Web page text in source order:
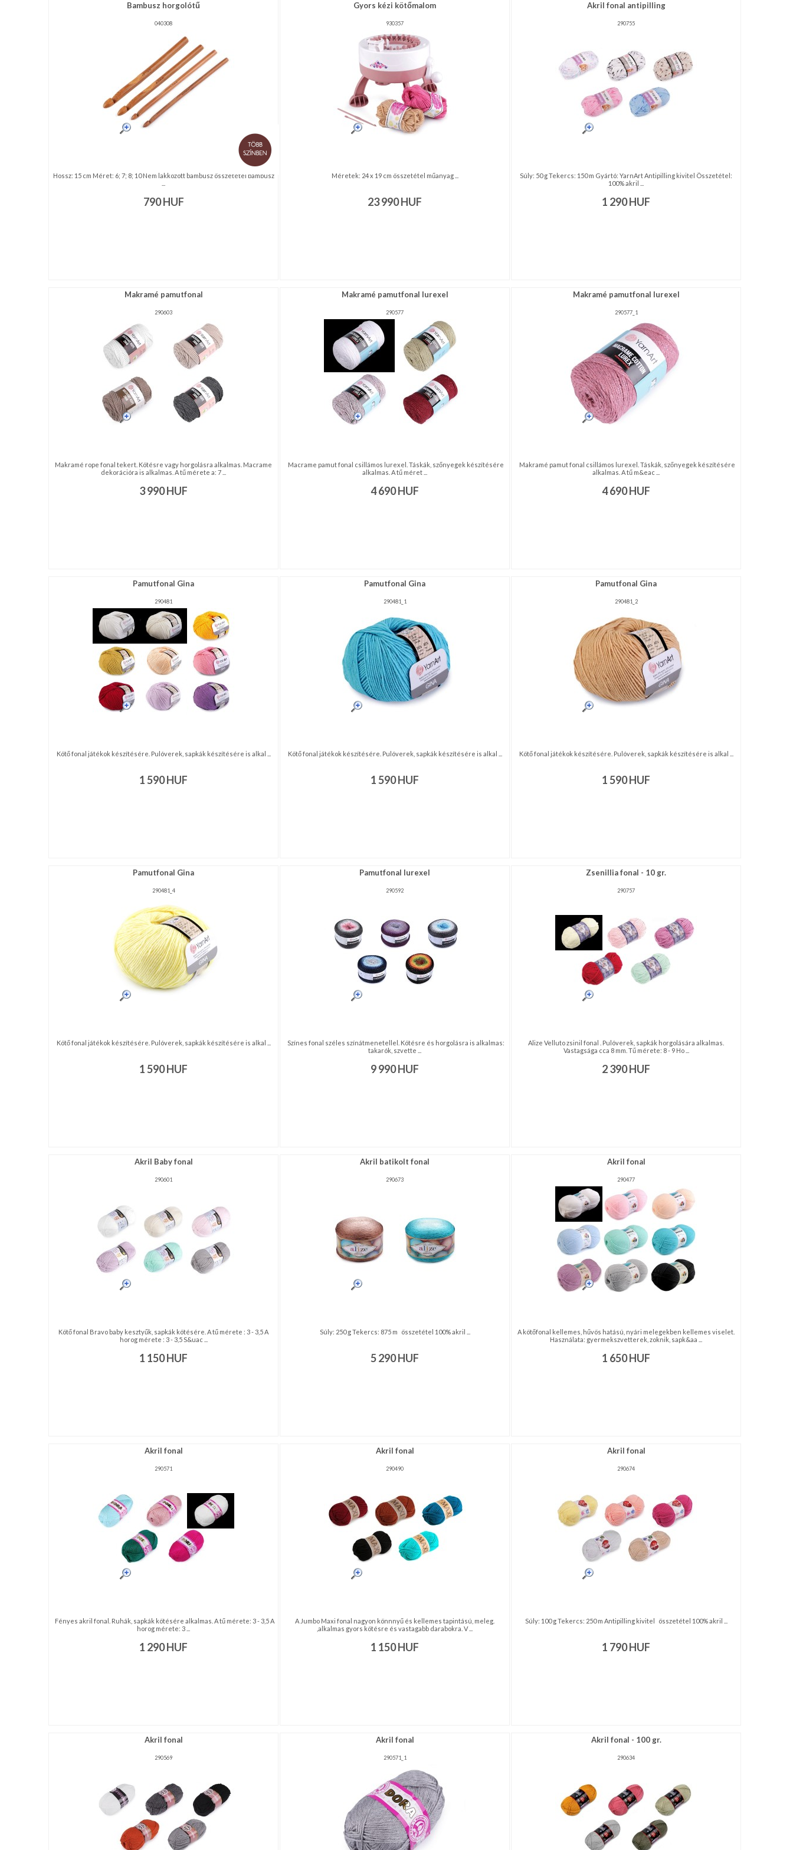
ÉRDEKLŐDÉS,ÁRAJÁNLAT
Bambusz horgolótű
040308
Hossz: 15 cm Méret: 6; 7; 8; 10 Nem lakkozott bambusz összetétel bambusz
790HUF
Gyors kézi kötőmalom
930357
Méretek: 24 x 19 cm összetétel műanyag ...
23 990HUF
Akril fonal antipilling
290755
Súly: 50 g Tekercs: 150 m Gyártó: YarnArt Antipilling kivitel Összetétel:
100% akril ...
1 290HUF
Makramé pamutfonal
290603
Makramé rope fonal tekert. Kötésre vagy horgolásra alkalmas. Macrame
dekorációra is alkalmas. A tű mérete a: 7 ...
3 990HUF
Makramé pamutfonal lurexel
290577
Macrame pamut fonal csillámos lurexel. Táskák, szőnyegek készítésére
alkalmas. A tű méret ...
4 690HUF
Makramé pamutfonal lurexel
290577_1
Makramé pamut fonal csillámos lurexel. Táskák, szőnyegek készítésére
alkalmas. A tű m&eac ...
4 690HUF
Pamutfonal Gina
290481
Kötő fonal játékok készítésére. Pulóverek, sapkák készítésére is alkal ...
1 590HUF
Pamutfonal Gina
290481_1
Kötő fonal játékok készítésére. Pulóverek, sapkák készítésére is alkal ...
1 590HUF
Pamutfonal Gina
290481_2
Kötő fonal játékok készítésére. Pulóverek, sapkák készítésére is alkal ...
1 590HUF
Pamutfonal Gina
290481_4
Kötő fonal játékok készítésére. Pulóverek, sapkák készítésére is alkal ...
1 590HUF
Pamutfonal lurexel
290592
Színes fonal széles színátmenetellel. Kötésre és horgolásra is alkalmas:
takarók, szvette ...
9 990HUF
Zsenillia fonal - 10 gr.
290757
Alize Velluto zsinil fonal . Pulóverek, sapkák horgolására alkalmas.
Vastagsága cca 8 mm. Tű mérete: 8 - 9 Ho ...
2 390HUF
Akril Baby fonal
290601
Kötő fonal Bravo baby kesztyűk, sapkák kötésére. A tű mérete : 3 - 3,5 A
horog mérete : 3 - 3,5 S&uac ...
1 150HUF
Akril batikolt fonal
290673
Súly: 250 g Tekercs: 875 m összetétel 100% akril ...
5 290HUF
Akril fonal
290477
A kötőfonal kellemes, hűvös hatású, nyári melegekben kellemes viselet.
Használata: gyermekszvetterek, zoknik, sapk&aa ...
1 650HUF
Akril fonal
290571
Fényes akril fonal. Ruhák, sapkák kötésére alkalmas. A tű mérete: 3 - 3,5 A
horog mérete: 3 ...
1 290HUF
Akril fonal
290490
A Jumbo Maxi fonal nagyon könnnyű és kellemes tapintású, meleg.
,alkalmas gyors kötésre és vastagabb darabokra. V ...
1 150HUF
Akril fonal
290674
Súly: 100 g Tekercs: 250 m Antipilling kivitel összetétel 100% akril ...
1 790HUF
Akril fonal
290569
Akril fonal
290571_1
Akril fonal - 100 gr.
290634